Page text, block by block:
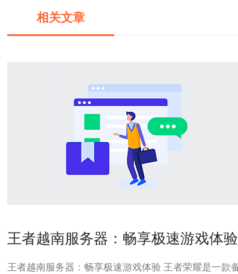
相关文章
王者越南服务器：畅享极速游戏体验
王者越南服务器：畅享极速游戏体验 王者荣耀是一款备受